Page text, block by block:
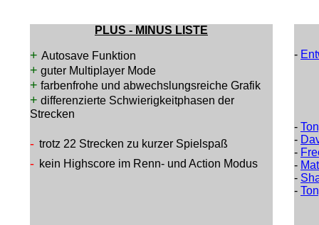
PLUS - MINUS LISTE
+ Autosave Funktion
+ guter Multiplayer Mode
+ farbenfrohe und abwechslungsreiche Grafik
+ differenzierte Schwierigkeitphasen der
Strecken
- trotz 22 Strecken zu kurzer Spielspaß
- kein Highscore im Renn- und Action Modus
-
-
-
-
-
-
-